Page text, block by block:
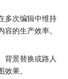
多次编辑中维持
的生产效率。
背景替换或路人
果。